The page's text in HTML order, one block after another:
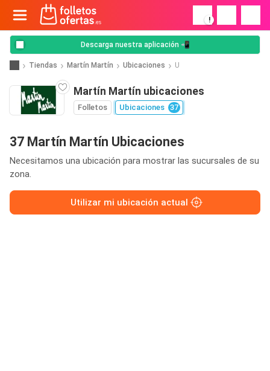
!
Descarga nuestra aplicación 📲
Tiendas Martín Martín Ubicaciones U
Martín Martín ubicaciones
Folletos Ubicaciones 37
37 Martín Martín Ubicaciones
Necesitamos una ubicación para mostrar las sucursales de su
zona.
Utilizar mi ubicación actual